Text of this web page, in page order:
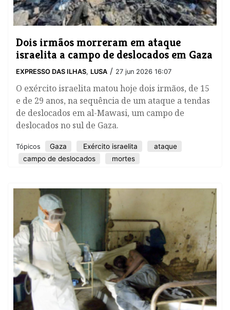
Dois irmãos morreram em ataque
israelita a campo de deslocados em Gaza
EXPRESSO DAS ILHAS, LUSA / 27 jun 2026 16:07
O exército israelita matou hoje dois irmãos, de 15
e de 29 anos, na sequência de um ataque a tendas
de deslocados em al-Mawasi, um campo de
deslocados no sul de Gaza.
Tópicos Gaza Exército israelita
ataque
campo de deslocados
mortes